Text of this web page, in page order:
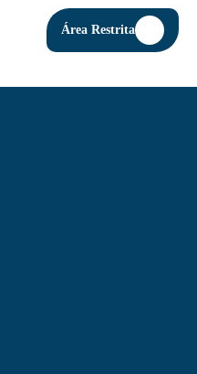
Área Restrita